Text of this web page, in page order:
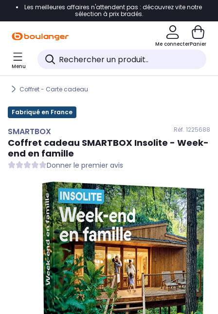
Accéder directement à la navigation
Accéder directement au pied de page
Accéder directement au chatbot
Les meilleures affaires n'attendent pas : découvrez vite notre
sélection à prix bradés.
Me connecterPanier
Menu
Coffret - Carte cadeau
Fabriqué en France
SMARTBOX Réf. 1225688
Coffret cadeau SMARTBOX Insolite - Week-
end en famille
Donner le premier avis